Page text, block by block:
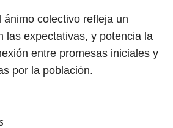
ánimo colectivo refleja un
las expectativas, y potencia la
entre promesas iniciales y
por la población.